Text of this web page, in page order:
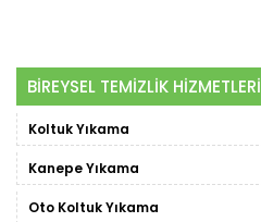
BİREYSEL TEMİZLİK HİZMETLERİ
Koltuk Yıkama
Kanepe Yıkama
Oto Koltuk Yıkama